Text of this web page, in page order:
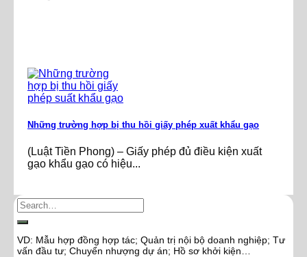
Những trường hợp bị thu hồi giấy phép xuất khẩu gạo
(Luật Tiền Phong) – Giấy phép đủ điều kiện xuất
gạo khẩu gạo có hiệu...
VD: Mẫu hợp đồng hợp tác; Quản trị nội bộ doanh nghiệp; Tư
vấn đầu tư; Chuyển nhượng dự án; Hồ sơ khởi kiện…